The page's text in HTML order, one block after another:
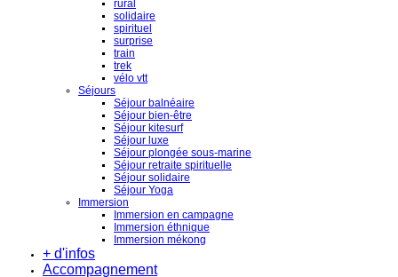
rural
solidaire
spirituel
surprise
train
trek
vélo vtt
Séjours
Séjour balnéaire
Séjour bien-être
Séjour kitesurf
Séjour luxe
Séjour plongée sous-marine
Séjour retraite spirituelle
Séjour solidaire
Séjour Yoga
Immersion
Immersion en campagne
Immersion éthnique
Immersion mékong
+ d'infos
Accompagnement